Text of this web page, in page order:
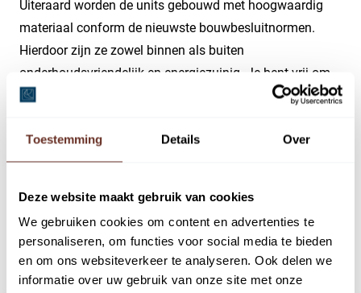
Toestemming Details Over
Deze website maakt gebruik van cookies
We gebruiken cookies om content en advertenties te
personaliseren, om functies voor social media te bieden
en om ons websiteverkeer te analyseren. Ook delen we
informatie over uw gebruik van onze site met onze
Uiteraard worden de units gebouwd met hoogwaardig
materiaal conform de nieuwste bouwbesluitnormen.
Hierdoor zijn ze zowel binnen als buiten
onderhoudsvriendelijk en energiezuinig. Je bent vrij om
jouw unit naar eigen wens in te delen,
bestemmingsplan.
Deze hoekunits kennen een vloeroppervlakte ter grootte
van circa 264 m² verdeeld over begane grond en twee
verdiepingen alsmede 2 autoparkeerplaatsen
Hoekunits 1 en 15 € 505.000,- v.o.n. exclusief BTW